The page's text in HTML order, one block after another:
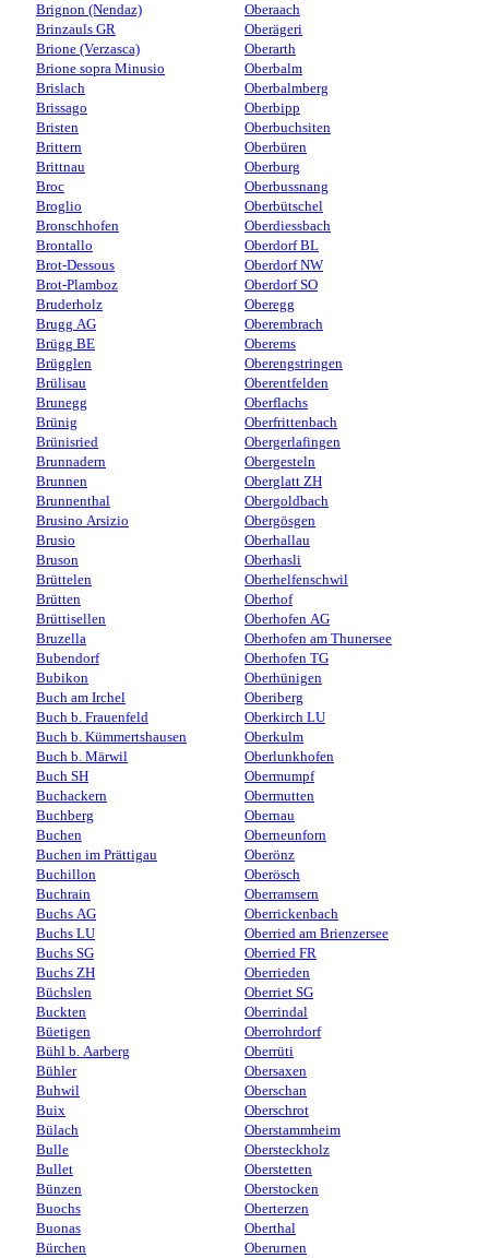
Brignon (Nendaz)
Brinzauls GR
Brione (Verzasca)
Brione sopra Minusio
Brislach
Brissago
Bristen
Brittern
Brittnau
Broc
Broglio
Bronschhofen
Brontallo
Brot-Dessous
Brot-Plamboz
Bruderholz
Brugg AG
Brügg BE
Brügglen
Brülisau
Brunegg
Brünig
Brünisried
Brunnadern
Brunnen
Brunnenthal
Brusino Arsizio
Brusio
Bruson
Brüttelen
Brütten
Brüttisellen
Bruzella
Bubendorf
Bubikon
Buch am Irchel
Buch b. Frauenfeld
Buch b. Kümmertshausen
Buch b. Märwil
Buch SH
Buchackern
Buchberg
Buchen
Buchen im Prättigau
Buchillon
Buchrain
Buchs AG
Buchs LU
Buchs SG
Buchs ZH
Büchslen
Buckten
Büetigen
Bühl b. Aarberg
Bühler
Buhwil
Buix
Bülach
Bulle
Bullet
Bünzen
Buochs
Buonas
Bürchen
Oberaach
Oberägeri
Oberarth
Oberbalm
Oberbalmberg
Oberbipp
Oberbuchsiten
Oberbüren
Oberburg
Oberbussnang
Oberbütschel
Oberdiessbach
Oberdorf BL
Oberdorf NW
Oberdorf SO
Oberegg
Oberembrach
Oberems
Oberengstringen
Oberentfelden
Oberflachs
Oberfrittenbach
Obergerlafingen
Obergesteln
Oberglatt ZH
Obergoldbach
Obergösgen
Oberhallau
Oberhasli
Oberhelfenschwil
Oberhof
Oberhofen AG
Oberhofen am Thunersee
Oberhofen TG
Oberhünigen
Oberiberg
Oberkirch LU
Oberkulm
Oberlunkhofen
Obermumpf
Obermutten
Obernau
Oberneunforn
Oberönz
Oberösch
Oberramsern
Oberrickenbach
Oberried am Brienzersee
Oberried FR
Oberrieden
Oberriet SG
Oberrindal
Oberrohrdorf
Oberrüti
Obersaxen
Oberschan
Oberschrot
Oberstammheim
Obersteckholz
Oberstetten
Oberstocken
Oberterzen
Oberthal
Oberurnen